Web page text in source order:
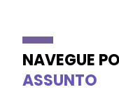
NAVEGUE
ASSUNTO